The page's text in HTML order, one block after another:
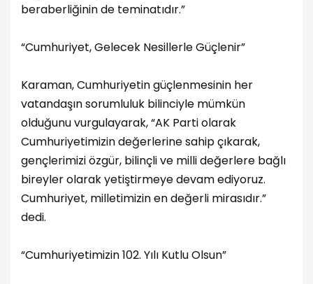
beraberliğinin de teminatıdır.”
“Cumhuriyet, Gelecek Nesillerle Güçlenir”
Karaman, Cumhuriyetin güçlenmesinin her
vatandaşın sorumluluk bilinciyle mümkün
olduğunu vurgulayarak, “AK Parti olarak
Cumhuriyetimizin değerlerine sahip çıkarak,
gençlerimizi özgür, bilinçli ve milli değerlere bağlı
bireyler olarak yetiştirmeye devam ediyoruz.
Cumhuriyet, milletimizin en değerli mirasıdır.”
dedi.
“Cumhuriyetimizin 102. Yılı Kutlu Olsun”